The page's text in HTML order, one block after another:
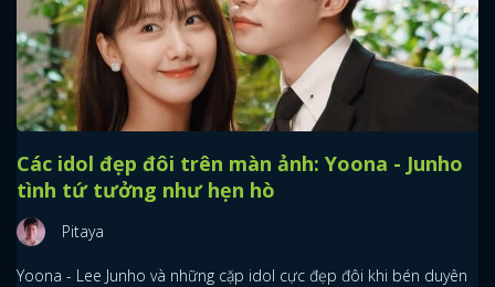
Các idol đẹp đôi trên màn ảnh: Yoona - Junho
tình tứ tưởng như hẹn hò
Pitaya
Yoona - Lee Junho và những cặp idol cực đẹp đôi khi bén duyên